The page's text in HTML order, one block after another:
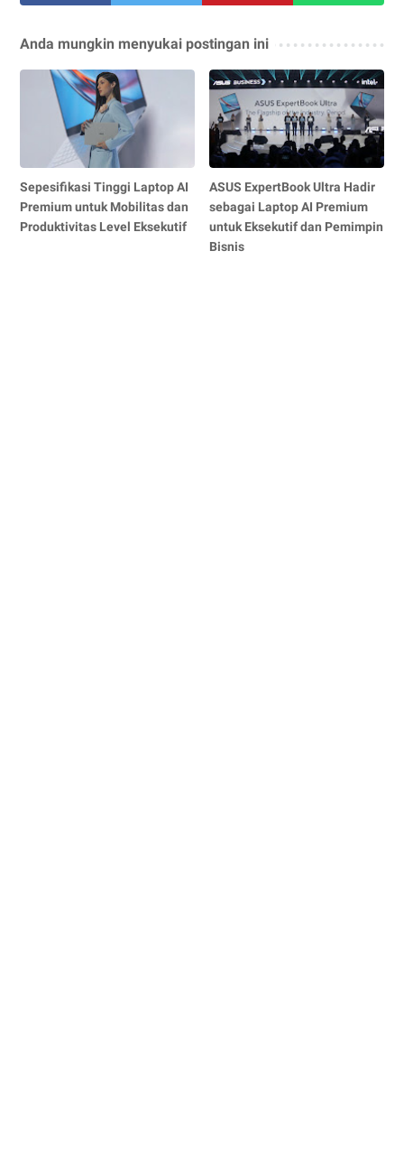
Anda mungkin menyukai postingan ini
Sepesifikasi Tinggi Laptop AI
Premium untuk Mobilitas dan
Produktivitas Level Eksekutif
ASUS ExpertBook Ultra Hadir
sebagai Laptop AI Premium
untuk Eksekutif dan Pemimpin
Bisnis